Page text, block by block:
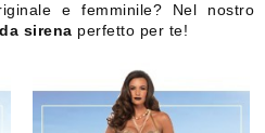
e femminile? Nel nostro
sirena perfetto per te!